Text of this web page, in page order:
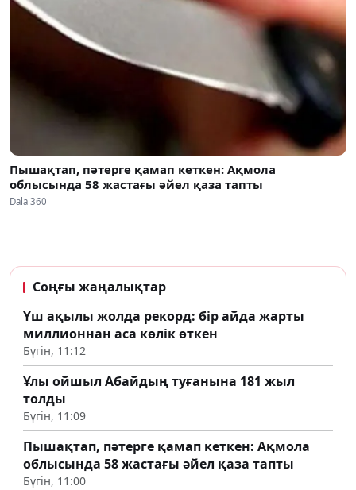
Пышақтап, пәтерге қамап кеткен: Ақмола
облысында 58 жастағы әйел қаза тапты
Dala 360
Соңғы жаңалықтар
Үш ақылы жолда рекорд: бір айда жарты
миллионнан аса көлік өткен
Бүгін, 11:12
Ұлы ойшыл Абайдың туғанына 181 жыл
толды
Бүгін, 11:09
Пышақтап, пәтерге қамап кеткен: Ақмола
облысында 58 жастағы әйел қаза тапты
Бүгін, 11:00